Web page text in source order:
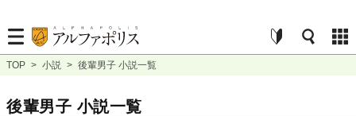
TOP > 小説 > 後輩男子 小説一覧
後輩男子 小説一覧